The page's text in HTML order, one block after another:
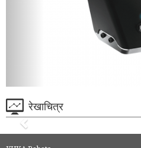
रेखाचित्र